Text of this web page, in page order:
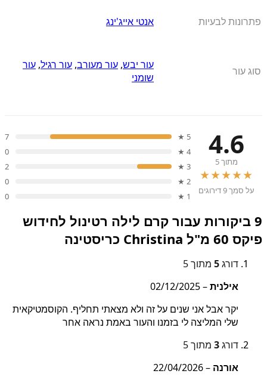
פתרונות לבעיות אנטי אייג'ינג
סוג עור עור יבש, עור מעורב, עור רגיל, עור
שומני
4.6
מתוך 5
★★★★★
על סמך 9 דירוגים
5 ★
7
4 ★
0
3 ★
2
2 ★
0
1 ★
0
9 ביקורות עבור
קרם לילה רטינול לחידוש
פיקס 60 מ"ל Christina כריסטינה
דורג5 מתוך 5
אילנית–
02/12/2025
יקר אבל אני שנים על זה ולא מצאתי תחליף. הקוסמטיקאית
שלי המליצה לי בזמנו והעור באמת נראה אחר
דורג3 מתוך 5
אורנה –
22/04/2026